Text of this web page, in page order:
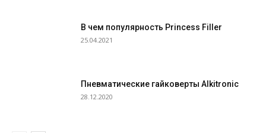
В чем популярность Princess Filler
25.04.2021
Пневматические гайковерты Alkitronic
28.12.2020